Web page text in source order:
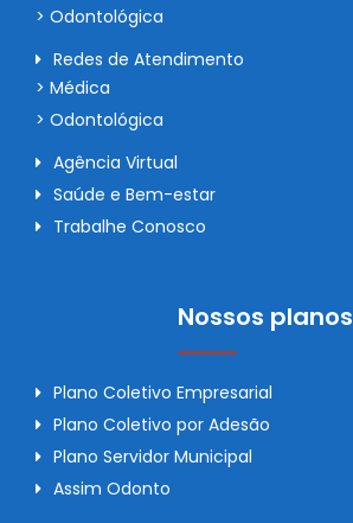
> Odontológica
Redes de Atendimento
> Médica
> Odontológica
Agência Virtual
Saúde e Bem-estar
Trabalhe Conosco
Nossos planos
Plano Coletivo Empresarial
Plano Coletivo por Adesão
Plano Servidor Municipal
Assim Odonto